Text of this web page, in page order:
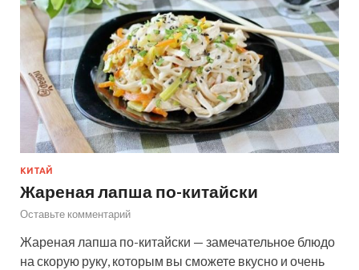
КИТАЙ
Жареная лапша по-китайски
Оставьте комментарий
Жареная лапша по-китайски — замечательное блюдо
на скорую руку, которым вы сможете вкусно и очень